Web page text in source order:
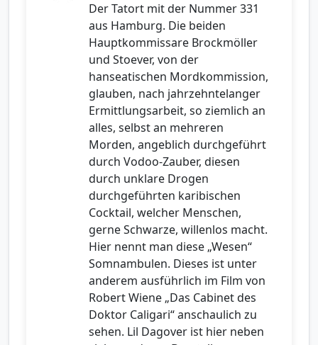
Der Tatort mit der Nummer 331
aus Hamburg. Die beiden
Hauptkommissare Brockmöller
und Stoever, von der
hanseatischen Mordkommission,
glauben, nach jahrzehntelanger
Ermittlungsarbeit, so ziemlich an
alles, selbst an mehreren
Morden, angeblich durchgeführt
durch Vodoo-Zauber, diesen
durch unklare Drogen
durchgeführten karibischen
Cocktail, welcher Menschen,
gerne Schwarze, willenlos macht.
Hier nennt man diese „Wesen“
Somnambulen. Dieses ist unter
anderem ausführlich im Film von
Robert Wiene „Das Cabinet des
Doktor Caligari“ anschaulich zu
sehen. Lil Dagover ist hier neben